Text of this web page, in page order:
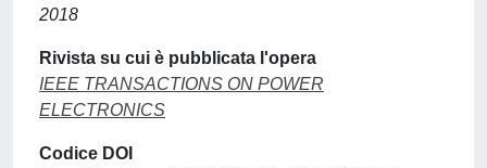
2018
Rivista su cui è pubblicata l'opera
IEEE TRANSACTIONS ON POWER
ELECTRONICS
Codice DOI